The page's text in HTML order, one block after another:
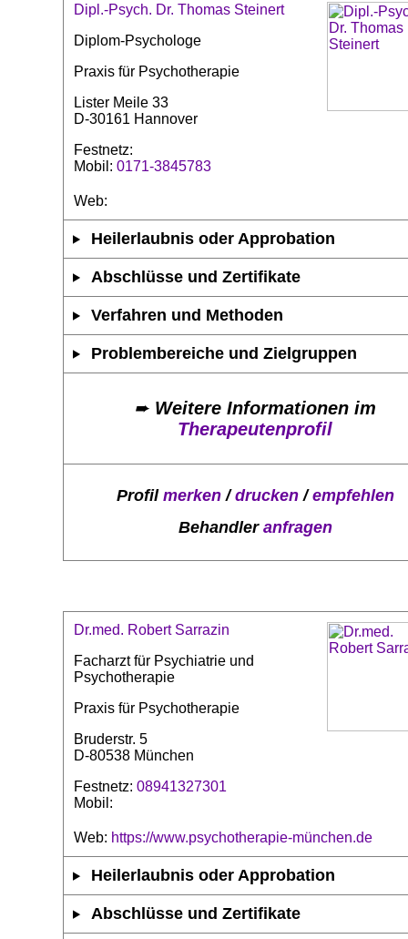
Dipl.-Psych. Dr. Thomas Steinert
Diplom-Psychologe
Praxis für Psychotherapie
Lister Meile 33
D-30161 Hannover
Festnetz:
Mobil: 0171-3845783
Web:
Heilerlaubnis oder Approbation
Abschlüsse und Zertifikate
Verfahren und Methoden
Problembereiche und Zielgruppen
➨ Weitere Informationen im
Therapeutenprofil
Profil merken/drucken/empfehlen
Behandler anfragen
Dr.med. Robert Sarrazin
Facharzt für Psychiatrie und
Psychotherapie
Praxis für Psychotherapie
Bruderstr. 5
D-80538 München
Festnetz: 08941327301
Mobil:
Web: https://www.psychotherapie-münchen.de
Heilerlaubnis oder Approbation
Abschlüsse und Zertifikate